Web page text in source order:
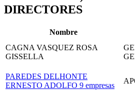
DIRECTORES
Nombre
CAGNA VASQUEZ ROSA
GISSELLA
PAREDES DELHONTE
ERNESTO ADOLFO 9 empresas